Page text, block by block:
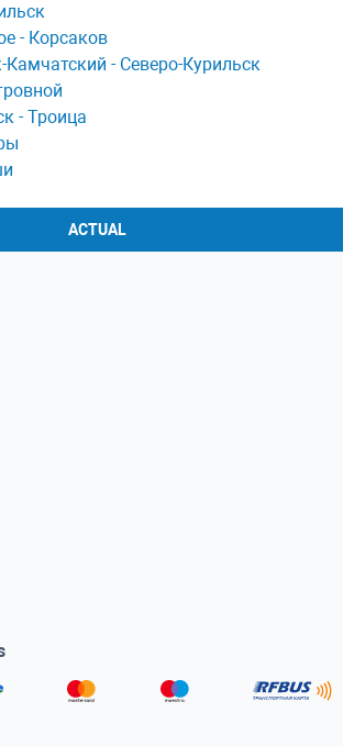
- Корсaков
Кaмчaтский - Северо-Курильск
- Троица
ACTUAL